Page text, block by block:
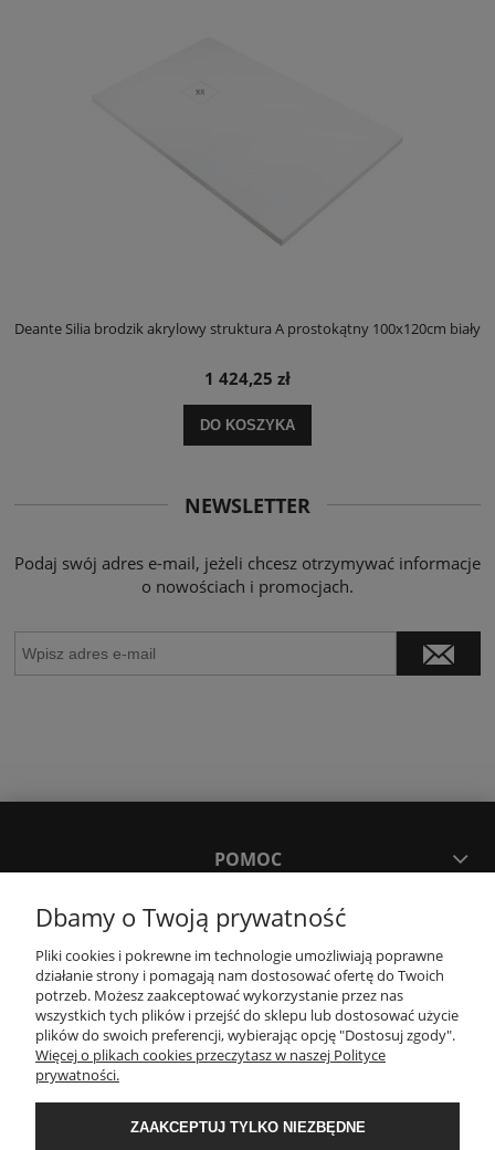
Deante Silia brodzik akrylowy struktura A prostokątny 100x120cm biały
1 424,25 zł
DO KOSZYKA
NEWSLETTER
Podaj swój adres e-mail, jeżeli chcesz otrzymywać informacje
o nowościach i promocjach.
POMOC
MOJE KONTO
PŁATNOŚCI I DOSTAWA
KONTAKT
Wyposażenie łazienek Łazienki.eco | Pawła 23, 41-708 Ruda Śląska | E-mail:
Dbamy o Twoją prywatność
Pliki cookies i pokrewne im technologie umożliwiają poprawne
działanie strony i pomagają nam dostosować ofertę do Twoich
potrzeb. Możesz zaakceptować wykorzystanie przez nas
wszystkich tych plików i przejść do sklepu lub dostosować użycie
plików do swoich preferencji, wybierając opcję "Dostosuj zgody".
Więcej o plikach cookies przeczytasz w naszej Polityce
prywatności.
ZAAKCEPTUJ TYLKO NIEZBĘDNE